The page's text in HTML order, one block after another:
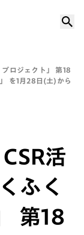
ロジェクト」 第18
を1月28日(土)から
活
ふく
第18